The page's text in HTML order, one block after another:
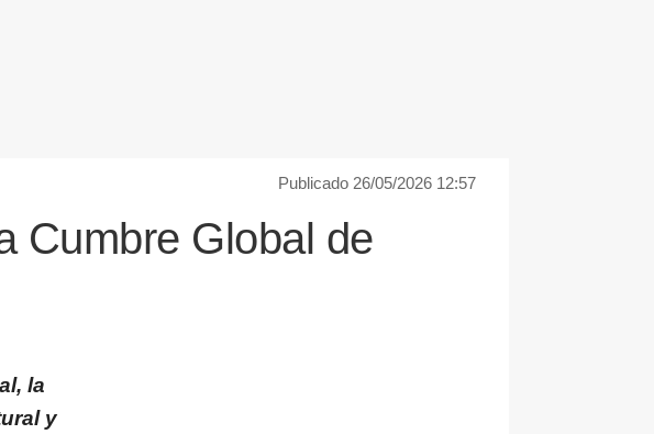
Publicado 26/05/2026 12:57
Cumbre Global de
la
y